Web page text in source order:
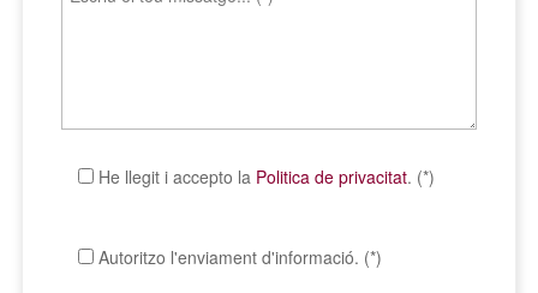
He llegit i accepto la Politica de privacitat. (*)
Autoritzo l'enviament d'informació. (*)